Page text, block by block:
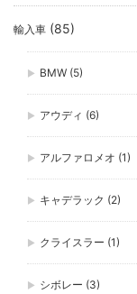
輸入車 (85)
BMW (5)
アウディ (6)
アルファロメオ (1)
キャデラック (2)
クライスラー (1)
シボレー (3)